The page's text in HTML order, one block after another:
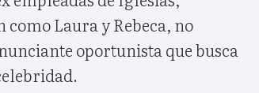
Laura y Rebeca, no
oportunista que busca